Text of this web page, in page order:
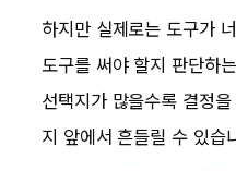
하지만 실제로는 도구가
도구를 써야 할지 판단하
선택지가 많을수록 결정
지 앞에서 흔들릴 수 있습